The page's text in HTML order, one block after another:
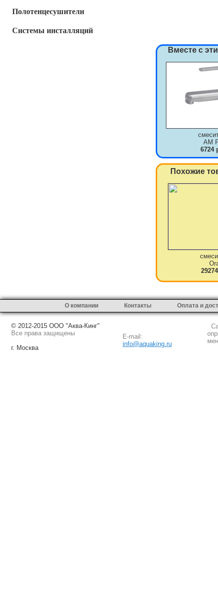
Полотенцесушители
Системы инсталляций
Вместе с
AM
6724
Похожие
О компании Контакты Оплата и
© 2012-2015 ООО "Аква-Кинг"
Все права защищены
г. Москва
E-mail:
info@aquaking.ru